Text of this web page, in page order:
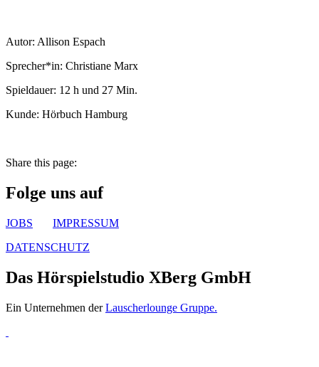
Autor: Allison Espach
Sprecher*in: Christiane Marx
Spieldauer: 12 h und 27 Min.
Kunde: Hörbuch Hamburg
Share this page:
Folge uns auf
JOBS
IMPRESSUM
DATENSCHUTZ
Das Hörspielstudio XBerg GmbH
Ein Unternehmen derLauscherlounge Gruppe.